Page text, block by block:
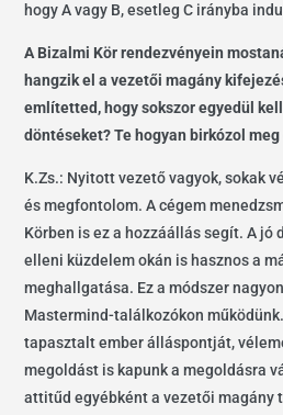
hogy A vagy B, esetleg C irányba
A Bizalmi Kör rendezvényein
hangzik el a vezetői magány
említetted, hogy sokszor egyedül
döntéseket? Te hogyan birkózol
K.Zs.: Nyitott vezető vagyok, sokak
és megfontolom. A cégem
Körben is ez a hozzáállás segít. A jó
elleni küzdelem okán is hasznos a
meghallgatása. Ez a módszer
Mastermind-találkozókon
tapasztalt ember álláspontját,
megoldást is kapunk a megoldásra
attitűd egyébként a vezetői magány